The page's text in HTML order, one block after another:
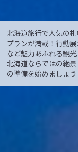
北海道旅行で人気の
プランが満載！行動
など魅力あふれる観
北海道ならではの絶
の準備を始めましょう